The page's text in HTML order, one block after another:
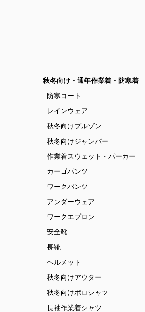
秋冬向け・通年作業着・防寒着
防寒コート
レインウェア
秋冬向けブルゾン
秋冬向けジャンパー
作業着スウェット・パーカー
カーゴパンツ
ワークパンツ
アンダーウェア
ワークエプロン
安全靴
長靴
ヘルメット
秋冬向けアウター
秋冬向けポロシャツ
長袖作業着シャツ